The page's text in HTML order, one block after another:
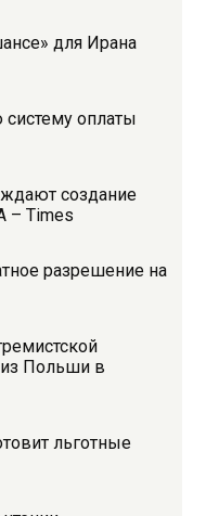
для Ирана
систему оплаты
создание
– Times
разрешение на
из Польши в
льготные